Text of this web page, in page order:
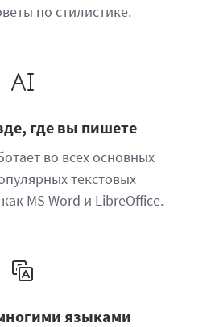
по стилистике.
где вы пишете
во всех основных
текстовых
MS Word и LibreOffice.
языками